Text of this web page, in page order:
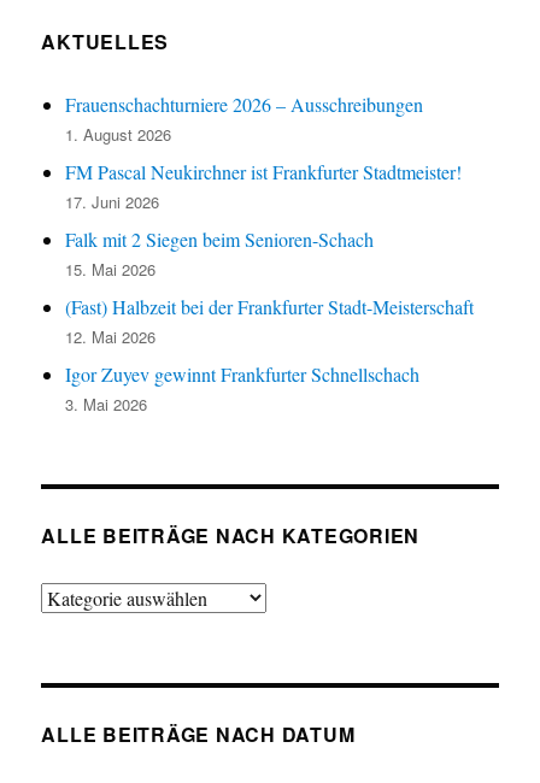
AKTUELLES
Frauenschachturniere 2026 – Ausschreibungen
1. August 2026
FM Pascal Neukirchner ist Frankfurter Stadtmeister!
17. Juni 2026
Falk mit 2 Siegen beim Senioren-Schach
15. Mai 2026
(Fast) Halbzeit bei der Frankfurter Stadt-Meisterschaft
12. Mai 2026
Igor Zuyev gewinnt Frankfurter Schnellschach
3. Mai 2026
ALLE BEITRÄGE NACH KATEGORIEN
Alle
ALLE BEITRÄGE NACH DATUM